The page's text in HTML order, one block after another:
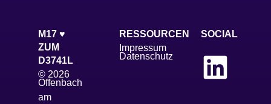
M17 ♥
ZUM
D3741L
© 2026
Offenbach
am
RESSOURCEN
Impressum
Datenschutz
SOCIAL